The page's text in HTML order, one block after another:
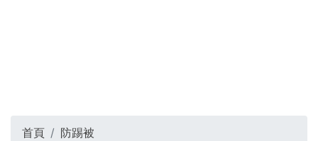
首頁
防踢被